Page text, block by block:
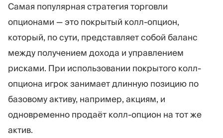
Самая популярная стратегия торговли
опционами — это покрытый колл-опцион,
который, по сути, представляет собой баланс
между получением дохода и управлением
рисками. При использовании покрытого колл-
опциона игрок занимает длинную позицию по
базовому активу, например, акциям, и
одновременно продаёт колл-опцион на тот же
актив.